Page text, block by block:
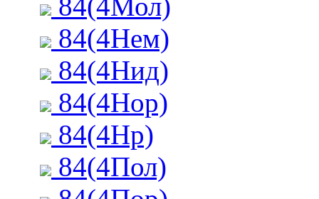
84(4Мол)
84(4Нем)
84(4Нид)
84(4Нор)
84(4Нр)
84(4Пол)